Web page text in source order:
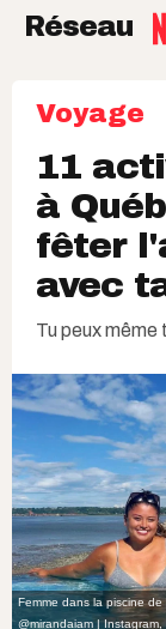
Réseau
Voyage
11
à
fêter
avec
Tu peux
Femme dans la piscine
@mirandaiam | Instagram